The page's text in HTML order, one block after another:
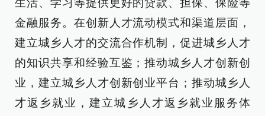
生活、学习等提供更好的贷款、担保、保险等
金融服务。在创新人才流动模式和渠道层面，
建立城乡人才的交流合作机制，促进城乡人才
的知识共享和经验互鉴；推动城乡人才创新创
业，建立城乡人才创新创业平台；推动城乡人
才返乡就业，建立城乡人才返乡就业服务体